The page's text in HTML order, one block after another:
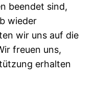
beendet sind,
wieder
wir uns auf die
freuen uns,
erhalten